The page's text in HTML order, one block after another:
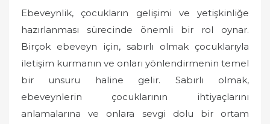
Ebeveynlik, çocukların gelişimi ve yetişkinliğe
hazırlanması sürecinde önemli bir rol oynar.
Birçok ebeveyn için, sabırlı olmak çocuklarıyla
iletişim kurmanın ve onları yönlendirmenin temel
bir unsuru haline gelir. Sabırlı olmak,
ebeveynlerin çocuklarının ihtiyaçlarını
anlamalarına ve onlara sevgi dolu bir ortam